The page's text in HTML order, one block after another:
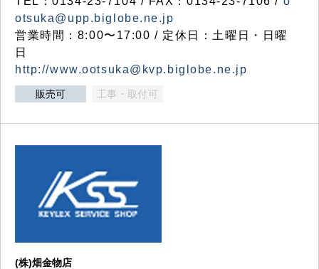
otsuka@upp.biglobe.ne.jp
営業時間：8:00〜17:00 / 定休日：土曜日・日曜
日
http://www.ootsuka@kvp.biglobe.ne.jp
販売可 工事・取付可
(株)畑金物店